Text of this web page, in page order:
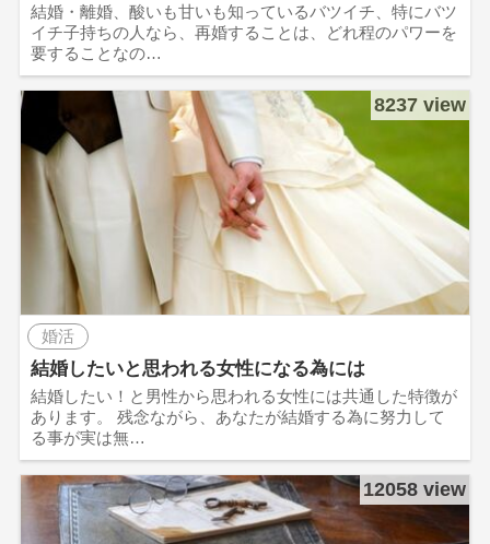
結婚・離婚、酸いも甘いも知っているバツイチ、特にバツ
イチ子持ちの人なら、再婚することは、どれ程のパワーを
要することなの…
8237 view
婚活
結婚したいと思われる女性になる為には
結婚したい！と男性から思われる女性には共通した特徴が
あります。 残念ながら、あなたが結婚する為に努力して
る事が実は無…
12058 view